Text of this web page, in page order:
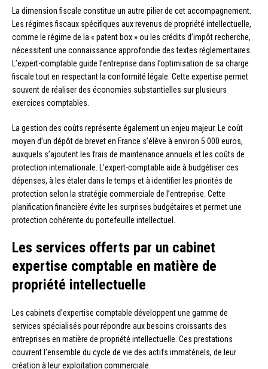
La dimension fiscale constitue un autre pilier de cet accompagnement.
Les régimes fiscaux spécifiques aux revenus de propriété intellectuelle,
comme le régime de la « patent box » ou les crédits d’impôt recherche,
nécessitent une connaissance approfondie des textes réglementaires.
L’expert-comptable guide l’entreprise dans l’optimisation de sa charge
fiscale tout en respectant la conformité légale. Cette expertise permet
souvent de réaliser des économies substantielles sur plusieurs
exercices comptables.
La gestion des coûts représente également un enjeu majeur. Le coût
moyen d’un dépôt de brevet en France s’élève à environ 5 000 euros,
auxquels s’ajoutent les frais de maintenance annuels et les coûts de
protection internationale. L’expert-comptable aide à budgétiser ces
dépenses, à les étaler dans le temps et à identifier les priorités de
protection selon la stratégie commerciale de l’entreprise. Cette
planification financière évite les surprises budgétaires et permet une
protection cohérente du portefeuille intellectuel.
Les services offerts par un cabinet
expertise comptable en matière de
propriété intellectuelle
Les cabinets d’expertise comptable développent une gamme de
services spécialisés pour répondre aux besoins croissants des
entreprises en matière de propriété intellectuelle. Ces prestations
couvrent l’ensemble du cycle de vie des actifs immatériels, de leur
création à leur exploitation commerciale.